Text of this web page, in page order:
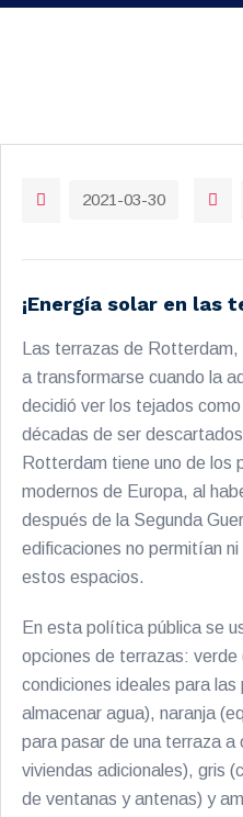
2021-03-30
¡Energía solar en las
Las terrazas de
a transformarse cuando la
decidió ver los tejados
décadas de ser
Rotterdam tiene uno de los
modernos de Europa, al
después de la Segunda
edificaciones no permitían
estos espacios.
En esta política pública se
opciones de terrazas: verde
condiciones ideales para
almacenar agua), naranja
para pasar de una terraza a
viviendas adicionales), gris
de ventanas y antenas) y